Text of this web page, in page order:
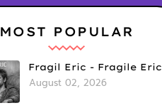
MOST POPULAR
Fragil Eric - Fragile Eric
August 02, 2026